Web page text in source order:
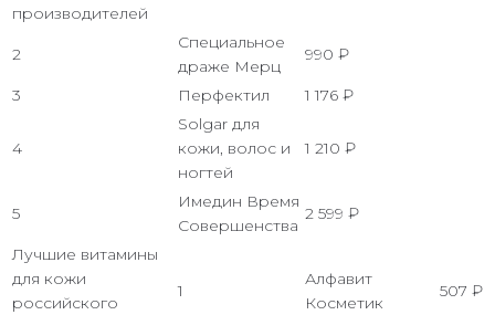
производителей
2
Специальное
драже Мерц
990 ₽
3 Перфектил 1 176 ₽
4
Solgar для
кожи, волос и
ногтей
1 210 ₽
5
Имедин Время
Совершенства
2 599 ₽
Лучшие витамины
для кожи
российского
1
Алфавит
Косметик
507 ₽